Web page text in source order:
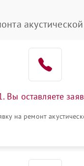
Вы оставляете
на ремонт